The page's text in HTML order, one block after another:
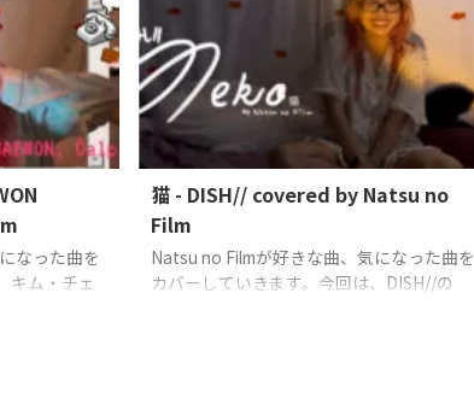
なった曲を
キム・チェ
猫 - DISH// covered by Natsu no
Film
Natsu no Filmが好きな曲、気になった曲を
カバーしていきます。今回は、DISH//の